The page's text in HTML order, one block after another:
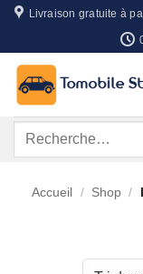
Passer
contenu
Livraison gratuite à
Recherche
Accueil / Shop /